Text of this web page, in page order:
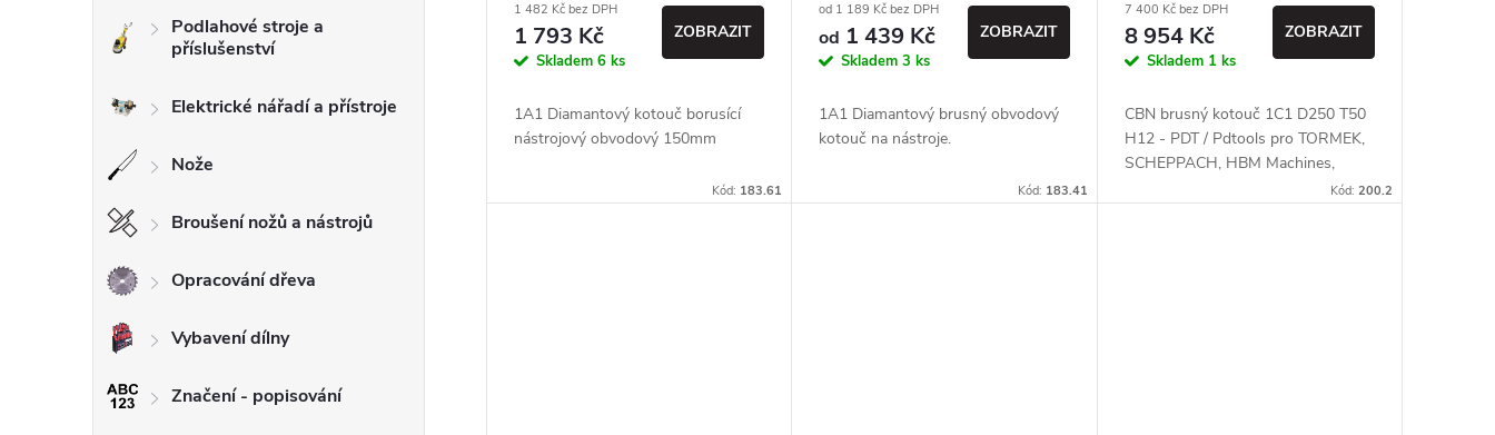
Podlahové stroje a
příslušenství
Elektrické nářadí a přístroje
Nože
Broušení nožů a nástrojů
Opracování dřeva
Vybavení dílny
Značení - popisování
t
1 482 Kč bez DPH
1 793 Kč
Skladem 6 ks
ZOBRAZIT
1A1 Diamantový kotouč borusící
nástrojový obvodový 150mm
Kód: 183.61
od 1 189 Kč bez DPH
od 1 439 Kč
Skladem3 ks
ZOBRAZIT
1A1 Diamantový brusný obvodový
kotouč na nástroje.
Kód: 183.41
7 400 Kč bez DPH
8 954 Kč
Skladem 1 ks
ZOBRAZIT
CBN brusný kotouč 1C1 D250 T50
H12 - PDT / Pdtools pro TORMEK,
SCHEPPACH, HBM Machines,
Kód: 200.2